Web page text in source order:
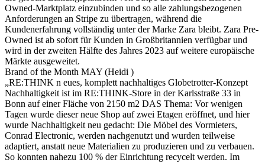
Owned-Marktplatz einzubinden und so alle zahlungsbezogenen
Anforderungen an Stripe zu übertragen, während die
Kundenerfahrung vollständig unter der Marke Zara bleibt. Zara Pre-
Owned ist ab sofort für Kunden in Großbritannien verfügbar und
wird in der zweiten Hälfte des Jahres 2023 auf weitere europäische
Märkte ausgeweitet.
Brand of the Month MAY (Heidi )
„RE:THINK n eues, komplett nachhaltiges Globetrotter-Konzept
Nachhaltigkeit ist im RE:THINK-Store in der Karlsstraße 33 in
Bonn auf einer Fläche von 2150 m2 DAS Thema: Vor wenigen
Tagen wurde dieser neue Shop auf zwei Etagen eröffnet, und hier
wurde Nachhaltigkeit neu gedacht: Die Möbel des Vormieters,
Conrad Electronic, werden nachgenutzt und wurden teilweise
adaptiert, anstatt neue Materialien zu produzieren und zu verbauen.
So konnten nahezu 100 % der Einrichtung recycelt werden. Im